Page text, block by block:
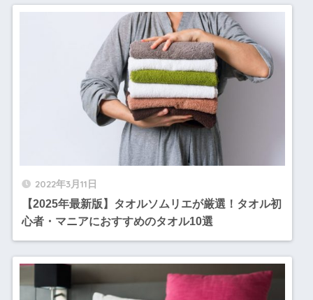
2022年3月11日
【2025年最新版】タオルソムリエが厳選！タオル初
心者・マニアにおすすめのタオル10選